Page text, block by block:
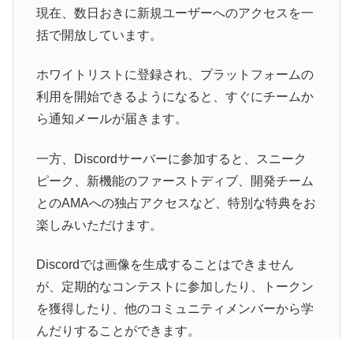
現在、数日おきに新規ユーザーへのアクセスを一
括で開放しています。
ホワイトリストに登録され、プラットフォームの
利用を開始できるようになると、すぐにチームか
ら通知メールが届きます。
一方、Discordサーバーに参加すると、スニーク
ピーク、新機能のファーストディブ、開発チーム
とのAMAへの独占アクセスなど、特別な特典をお
楽しみいただけます。
Discordでは画像を生成することはできません
が、定期的なコンテストに参加したり、トークン
を獲得したり、他のコミュニティメンバーから学
んだりすることができます。